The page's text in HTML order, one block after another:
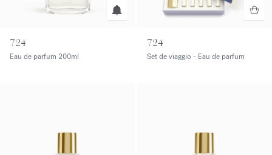
724
Eau de parfum 200ml
724
Set de viaggio - Eau de parfum